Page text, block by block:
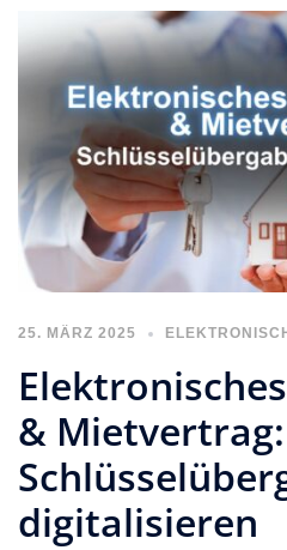
25. MÄRZ 2025
& Mietvertrag:
digitalisieren